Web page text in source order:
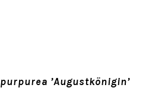
’Augustkönigin’